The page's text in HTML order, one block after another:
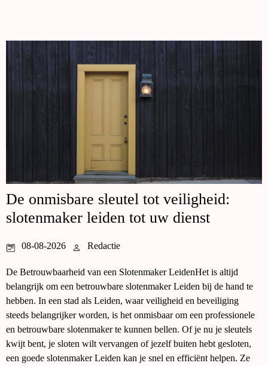
De onmisbare sleutel tot veiligheid:
slotenmaker leiden tot uw dienst
08-08-2026 Redactie
De Betrouwbaarheid van een Slotenmaker LeidenHet is altijd
belangrijk om een betrouwbare slotenmaker Leiden bij de hand te
hebben. In een stad als Leiden, waar veiligheid en beveiliging
steeds belangrijker worden, is het onmisbaar om een professionele
en betrouwbare slotenmaker te kunnen bellen. Of je nu je sleutels
kwijt bent, je sloten wilt vervangen of jezelf buiten hebt gesloten,
een goede slotenmaker Leiden kan je snel en efficiënt helpen. Ze